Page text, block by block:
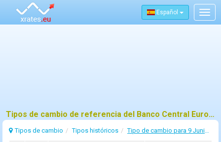
Español
Tipos de cambio de referencia del Banco Central Europeo (BCE) para 9 junio 2020
Tipos de cambio Tipos históricos Tipo de cambio para 9 Junio 2020